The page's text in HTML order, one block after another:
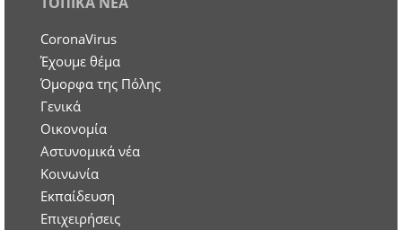
CoronaVirus
Έχουμε θέμα
Όμορφα της Πόλης
Γενικά
Οικονομία
Aστυνομικά νέα
Κοινωνία
Εκπαίδευση
Επιχειρήσεις